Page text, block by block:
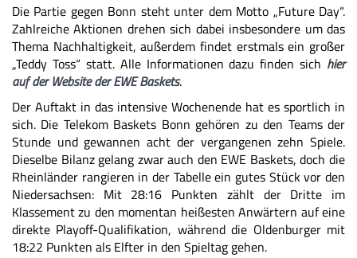
Die Partie gegen Bonn steht unter dem Motto „Future Day“.
Zahlreiche Aktionen drehen sich dabei insbesondere um das
Thema Nachhaltigkeit, außerdem findet erstmals ein großer
„Teddy Toss“ statt. Alle Informationen dazu finden sich hier
auf der Website der EWE Baskets.
Der Auftakt in das intensive Wochenende hat es sportlich in
sich. Die Telekom Baskets Bonn gehören zu den Teams der
Stunde und gewannen acht der vergangenen zehn Spiele.
Dieselbe Bilanz gelang zwar auch den EWE Baskets, doch die
Rheinländer rangieren in der Tabelle ein gutes Stück vor den
Niedersachsen: Mit 28:16 Punkten zählt der Dritte im
Klassement zu den momentan heißesten Anwärtern auf eine
direkte Playoff-Qualifikation, während die Oldenburger mit
18:22 Punkten als Elfter in den Spieltag gehen.